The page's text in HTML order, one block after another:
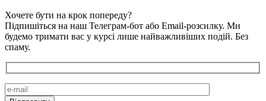
Хочете бути на крок попереду?
Підпишіться на наш Телеграм-бот або Email-розсилку. Ми
будемо тримати вас у курсі лише найважливіших подій. Без
спаму.